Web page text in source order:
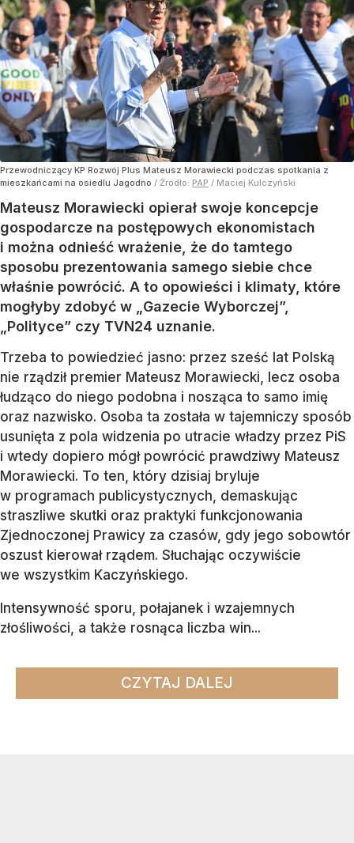
Przewodniczący KP Rozwój Plus Mateusz Morawiecki podczas spotkania z
mieszkańcami na osiedlu Jagodno / Źródło: PAP / Maciej Kulczyński
Mateusz Morawiecki opierał swoje koncepcje
gospodarcze na postępowych ekonomistach
i można odnieść wrażenie, że do tamtego
sposobu prezentowania samego siebie chce
właśnie powrócić. A to opowieści i klimaty, które
mogłyby zdobyć w „Gazecie Wyborczej”,
„Polityce” czy TVN24 uznanie.
Trzeba to powiedzieć jasno: przez sześć lat Polską
nie rządził premier Mateusz Morawiecki, lecz osoba
łudząco do niego podobna i nosząca to samo imię
oraz nazwisko. Osoba ta została w tajemniczy sposób
usunięta z pola widzenia po utracie władzy przez PiS
i wtedy dopiero mógł powrócić prawdziwy Mateusz
Morawiecki. To ten, który dzisiaj bryluje
w programach publicystycznych, demaskując
straszliwe skutki oraz praktyki funkcjonowania
Zjednoczonej Prawicy za czasów, gdy jego sobowtór
oszust kierował rządem. Słuchając oczywiście
we wszystkim Kaczyńskiego.
Intensywność sporu, połajanek i wzajemnych
złośliwości, a także rosnąca liczba win...
CZYTAJ DALEJ